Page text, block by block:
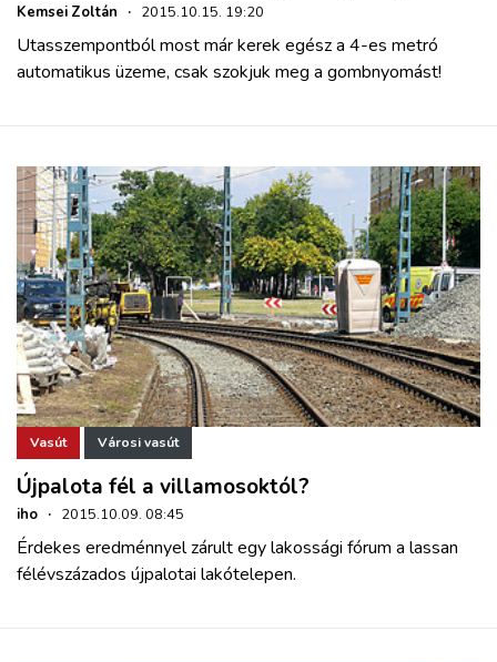
Kemsei Zoltán · 2015.10.15. 19:20
Utasszempontból most már kerek egész a 4-es metró
automatikus üzeme, csak szokjuk meg a gombnyomást!
Vasút Városi vasút
Újpalota fél a villamosoktól?
iho · 2015.10.09. 08:45
Érdekes eredménnyel zárult egy lakossági fórum a lassan
félévszázados újpalotai lakótelepen.